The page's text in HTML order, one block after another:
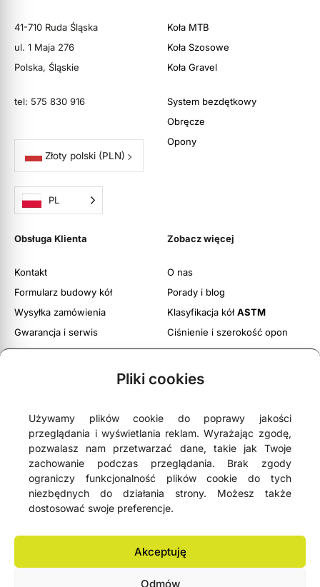
Pliki cookies
Używamy plików cookie do poprawy jakości
przeglądania i wyświetlania reklam. Wyrażając zgodę,
pozwalasz nam przetwarzać dane, takie jak Twoje
zachowanie podczas przeglądania. Brak zgody
ograniczy funkcjonalność plików cookie do tych
niezbędnych do działania strony. Możesz także
dostosować swoje preferencje.
Akceptuję
Odmów
41-710 Ruda Śląska
ul. 1 Maja 276
Polska, Śląskie
tel: 575 830 916
Złoty polski (PLN)
PL
Koła MTB
Koła Szosowe
Koła Gravel
System bezdętkowy
Obręcze
Opony
Obsługa Klienta
Kontakt
Formularz budowy kół
Wysyłka zamówienia
Gwarancja i serwis
Obsługa zwrotów
Zobacz więcej
O nas
Porady i blog
Klasyfikacja kółASTM
Ciśnienie i szerokość opon
Regulamin witryny
 4,9- na podstawie75 opinii Google